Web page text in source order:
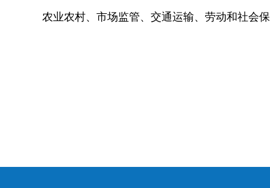
农业农村、市场监管、交通运输、劳动和社会